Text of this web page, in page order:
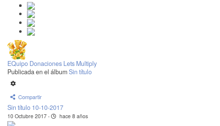
EQuipo Donaciones Lets Multiply
Publicada en el álbumSin título
Compartir
Sin título 10-10-2017
10 Octubre 2017 · hace 8 años